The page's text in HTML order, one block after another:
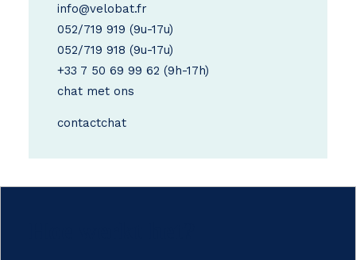
info@velobat.fr
052/719 919 (9u-17u)
052/719 918 (9u-17u)
+33 7 50 69 99 62 (9h-17h)
chat met ons
contactchat